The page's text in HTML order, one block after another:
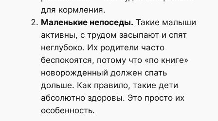
для кормления.
Маленькие непоседы. Такие малыши
активны, с трудом засыпают и спят
неглубоко. Их родители часто
беспокоятся, потому что «по книге»
новорожденный должен спать
дольше. Как правило, такие дети
абсолютно здоровы. Это просто их
особенность.